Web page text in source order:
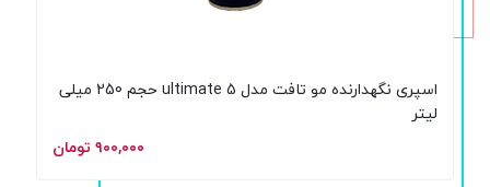
اسپری نگهدارنده مو تافت مدل 5 ultimate حجم 250 میلی
لیتر
۹۰۰,۰۰۰ تومان